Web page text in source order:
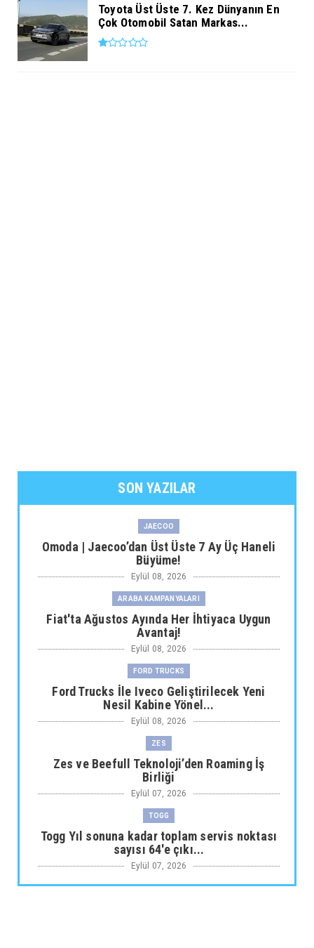
Toyota Üst Üste 7. Kez Dünyanın En
Çok Otomobil Satan Markas...
SON YAZILAR
JAECOO
Omoda | Jaecoo’dan Üst Üste 7 Ay Üç Haneli
Büyüme!
Eylül 08, 2026
ARABA KAMPANYALARI
Fiat'ta Ağustos Ayında Her İhtiyaca Uygun
Avantaj!
Eylül 08, 2026
FORD TRUCKS
Ford Trucks İle Iveco Geliştirilecek Yeni
Nesil Kabine Yönel...
Eylül 08, 2026
ZES
Zes ve Beefull Teknoloji’den Roaming İş
Birliği
Eylül 07, 2026
TOGG
Togg Yıl sonuna kadar toplam servis noktası
sayısı 64'e çıkı...
Eylül 07, 2026
ARABA KAMPANYALARI